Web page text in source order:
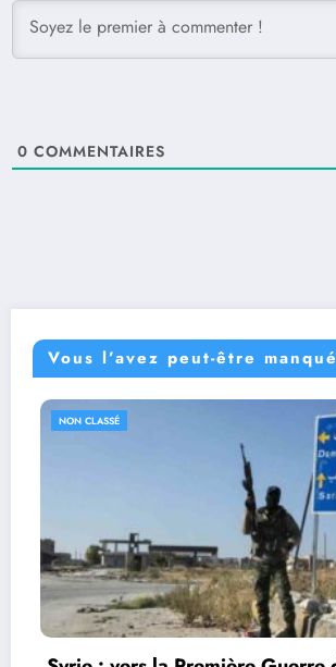
0 COMMENTAIRES
Vous l’avez peut-être manqué